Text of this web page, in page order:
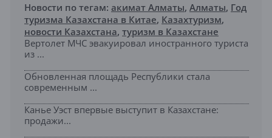
Новости по тегам: акимат Алматы, Алматы, Год
туризма Казахстана в Китае, Казахтуризм,
новости Казахстана, туризм в Казахстане
Вертолет МЧС эвакуировал иностранного туриста
из ...
Обновленная площадь Республики стала
современным ...
Канье Уэст впервые выступит в Казахстане:
продажи...